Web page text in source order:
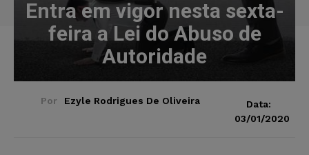
Entra em vigor nesta sexta-
feira a Lei do Abuso de
Autoridade
Por Ezyle Rodrigues De Oliveira
Data:
03/01/2020